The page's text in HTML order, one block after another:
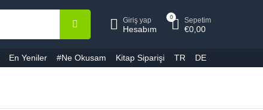
Giriş yap
Hesabım
0 Sepetim
€0,00
En Yeniler #Ne Okusam Kitap Siparişi TR DE
Kapat
Kapat